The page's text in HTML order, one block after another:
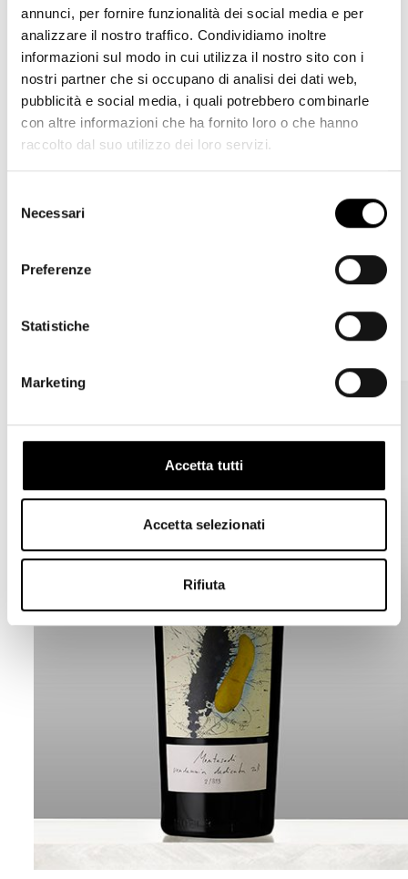
annunci, per fornire funzionalità dei social media e per
analizzare il nostro traffico. Condividiamo inoltre
informazioni sul modo in cui utilizza il nostro sito con i
nostri partner che si occupano di analisi dei dati web,
pubblicità e social media, i quali potrebbero combinarle
con altre informazioni che ha fornito loro o che hanno
raccolto dal suo utilizzo dei loro servizi.
delNecessari
Preferenze
Statistiche
Marketing
Accetta tutti
Accetta selezionati
Rifiuta
Artist Labels
Brunello di Montalcino 2015, a Dedicated Vintage.
A Difference that Makes a Difference